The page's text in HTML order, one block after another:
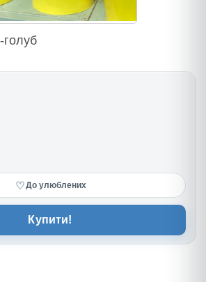
♡До улюблених
Купити!